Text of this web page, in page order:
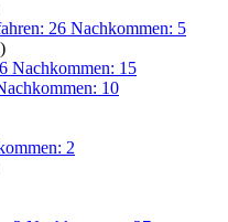
26 Nachkommen: 5
Nachkommen: 15
10
2